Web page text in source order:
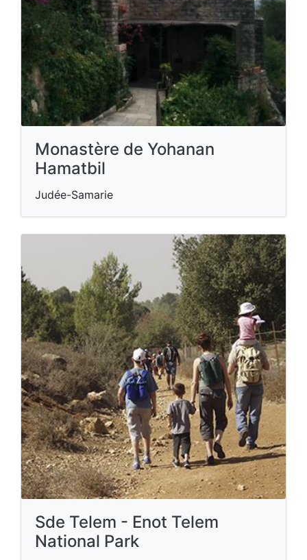
Monastère de Yohanan
Hamatbil
Judée-Samarie
Sde Telem - Enot Telem
National Park